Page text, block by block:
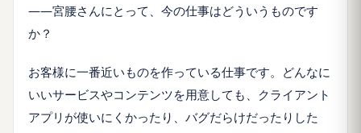
――宮腰さんにとって、今の仕事はどういうものです
か？
お客様に一番近いものを作っている仕事です。どんなに
いいサービスやコンテンツを用意しても、クライアント
アプリが使いにくかったり、バグだらけだったりした